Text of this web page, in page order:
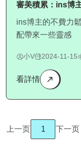
審美積累：ins博
ins博主的不費力
配帶來一些靈感
小V 2024-11-15
看詳情
上一页 1 下一页